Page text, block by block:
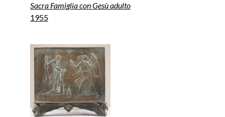
Sacra Famiglia con Gesù adulto
1955